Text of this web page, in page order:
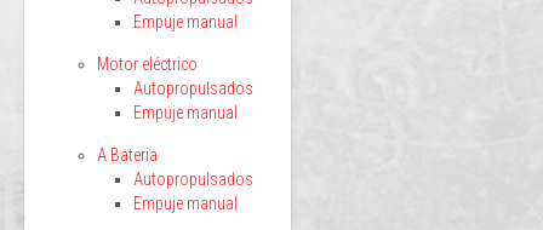
Empuje manual
Motor eléctrico
Autopropulsados
Empuje manual
A Bateria
Autopropulsados
Empuje manual